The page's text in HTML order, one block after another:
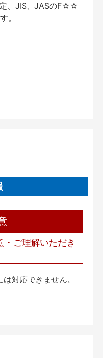
定、JIS、JASのF☆☆
。
・ご理解いただき
対応できません。